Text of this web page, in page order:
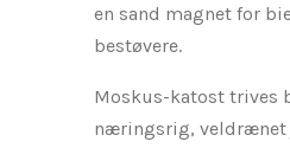
en sand magnet for
bestøvere.
Moskus-katost trives
næringsrig, veldrænet